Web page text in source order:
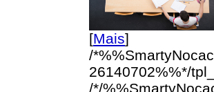
[Mais]
/
26140702%%*/
/*/